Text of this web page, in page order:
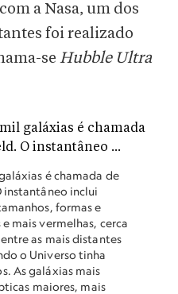
a Nasa, um dos
foi realizado
se Hubble Ultra
é chamada de
instantâneo inclui
formas e
mais vermelhas, cerca
as mais distantes
o Universo tinha
As galáxias mais
maiores, mais